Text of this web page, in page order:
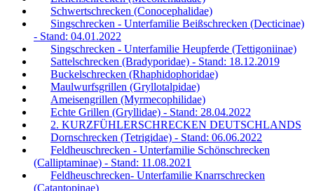
Schwertschrecken (Conocephalidae)
Singschrecken - Unterfamilie Beißschrecken (Decticinae)
- Stand: 04.01.2022
Singschrecken - Unterfamilie Heupferde (Tettigoniinae)
Sattelschrecken (Bradyporidae) - Stand: 18.12.2019
Buckelschrecken (Rhaphidophoridae)
Maulwurfsgrillen (Gryllotalpidae)
Ameisengrillen (Myrmecophilidae)
Echte Grillen (Gryllidae) - Stand: 28.04.2022
2. KURZFÜHLERSCHRECKEN DEUTSCHLANDS
Dornschrecken (Tetrigidae) - Stand: 06.06.2022
Feldheuschrecken - Unterfamilie Schönschrecken
(Calliptaminae) - Stand: 11.08.2021
Feldheuschrecken- Unterfamilie Knarrschrecken
(Catantopinae)